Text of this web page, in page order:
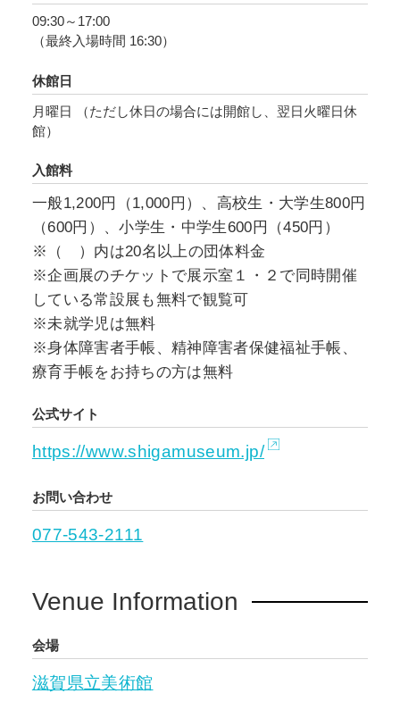
現代アーティストの作品まで、200 点以上の写
真作品を出品します。
奥深さを覗いてみましょう。
09:30～17:00
（最終入場時間 16:30）
休館日
月曜日 （ただし休日の場合には開館し、翌日火曜日休
館）
入館料
一般1,200円（1,000円）、高校生・大学生800円
（600円）、小学生・中学生600円（450円）
※（ ）内は20名以上の団体料金
※企画展のチケットで展示室１・２で同時開催
している常設展も無料で観覧可
※未就学児は無料
※身体障害者手帳、精神障害者保健福祉手帳、
療育手帳をお持ちの方は無料
公式サイト
https://www.shigamuseum.jp/
お問い合わせ
077-543-2111
Venue Information
会場
滋賀県立美術館